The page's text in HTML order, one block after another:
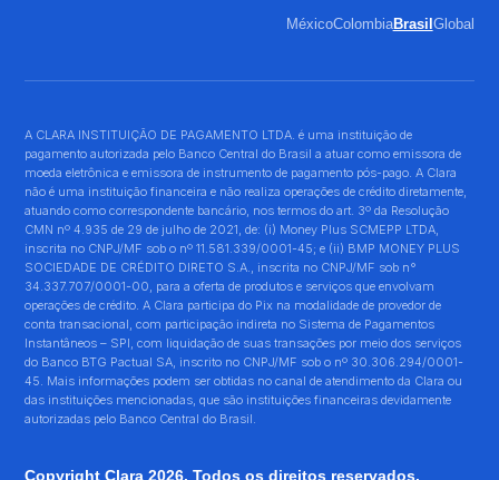
MéxicoColombiaBrasil Global
A CLARA INSTITUIÇÃO DE PAGAMENTO LTDA. é uma instituição de
pagamento autorizada pelo Banco Central do Brasil a atuar como emissora de
moeda eletrônica e emissora de instrumento de pagamento pós-pago. A Clara
não é uma instituição financeira e não realiza operações de crédito diretamente,
atuando como correspondente bancário, nos termos do art. 3º da Resolução
CMN nº 4.935 de 29 de julho de 2021, de: (i) Money Plus SCMEPP LTDA,
inscrita no CNPJ/MF sob o nº 11.581.339/0001-45; e (ii) BMP MONEY PLUS
SOCIEDADE DE CRÉDITO DIRETO S.A., inscrita no CNPJ/MF sob n°
34.337.707/0001-00, para a oferta de produtos e serviços que envolvam
operações de crédito. A Clara participa do Pix na modalidade de provedor de
conta transacional, com participação indireta no Sistema de Pagamentos
Instantâneos – SPI, com liquidação de suas transações por meio dos serviços
do Banco BTG Pactual SA, inscrito no CNPJ/MF sob o nº 30.306.294/0001-
45. Mais informações podem ser obtidas no canal de atendimento da Clara ou
das instituições mencionadas, que são instituições financeiras devidamente
autorizadas pelo Banco Central do Brasil.
Copyright Clara 2026. Todos os direitos reservados.